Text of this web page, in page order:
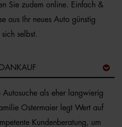
Sie zudem online. Einfach &
aus Ihr neues Auto günstig
selbst.
als eher langwierig
Ostermaier legt Wert auf
Kundenberatung, um